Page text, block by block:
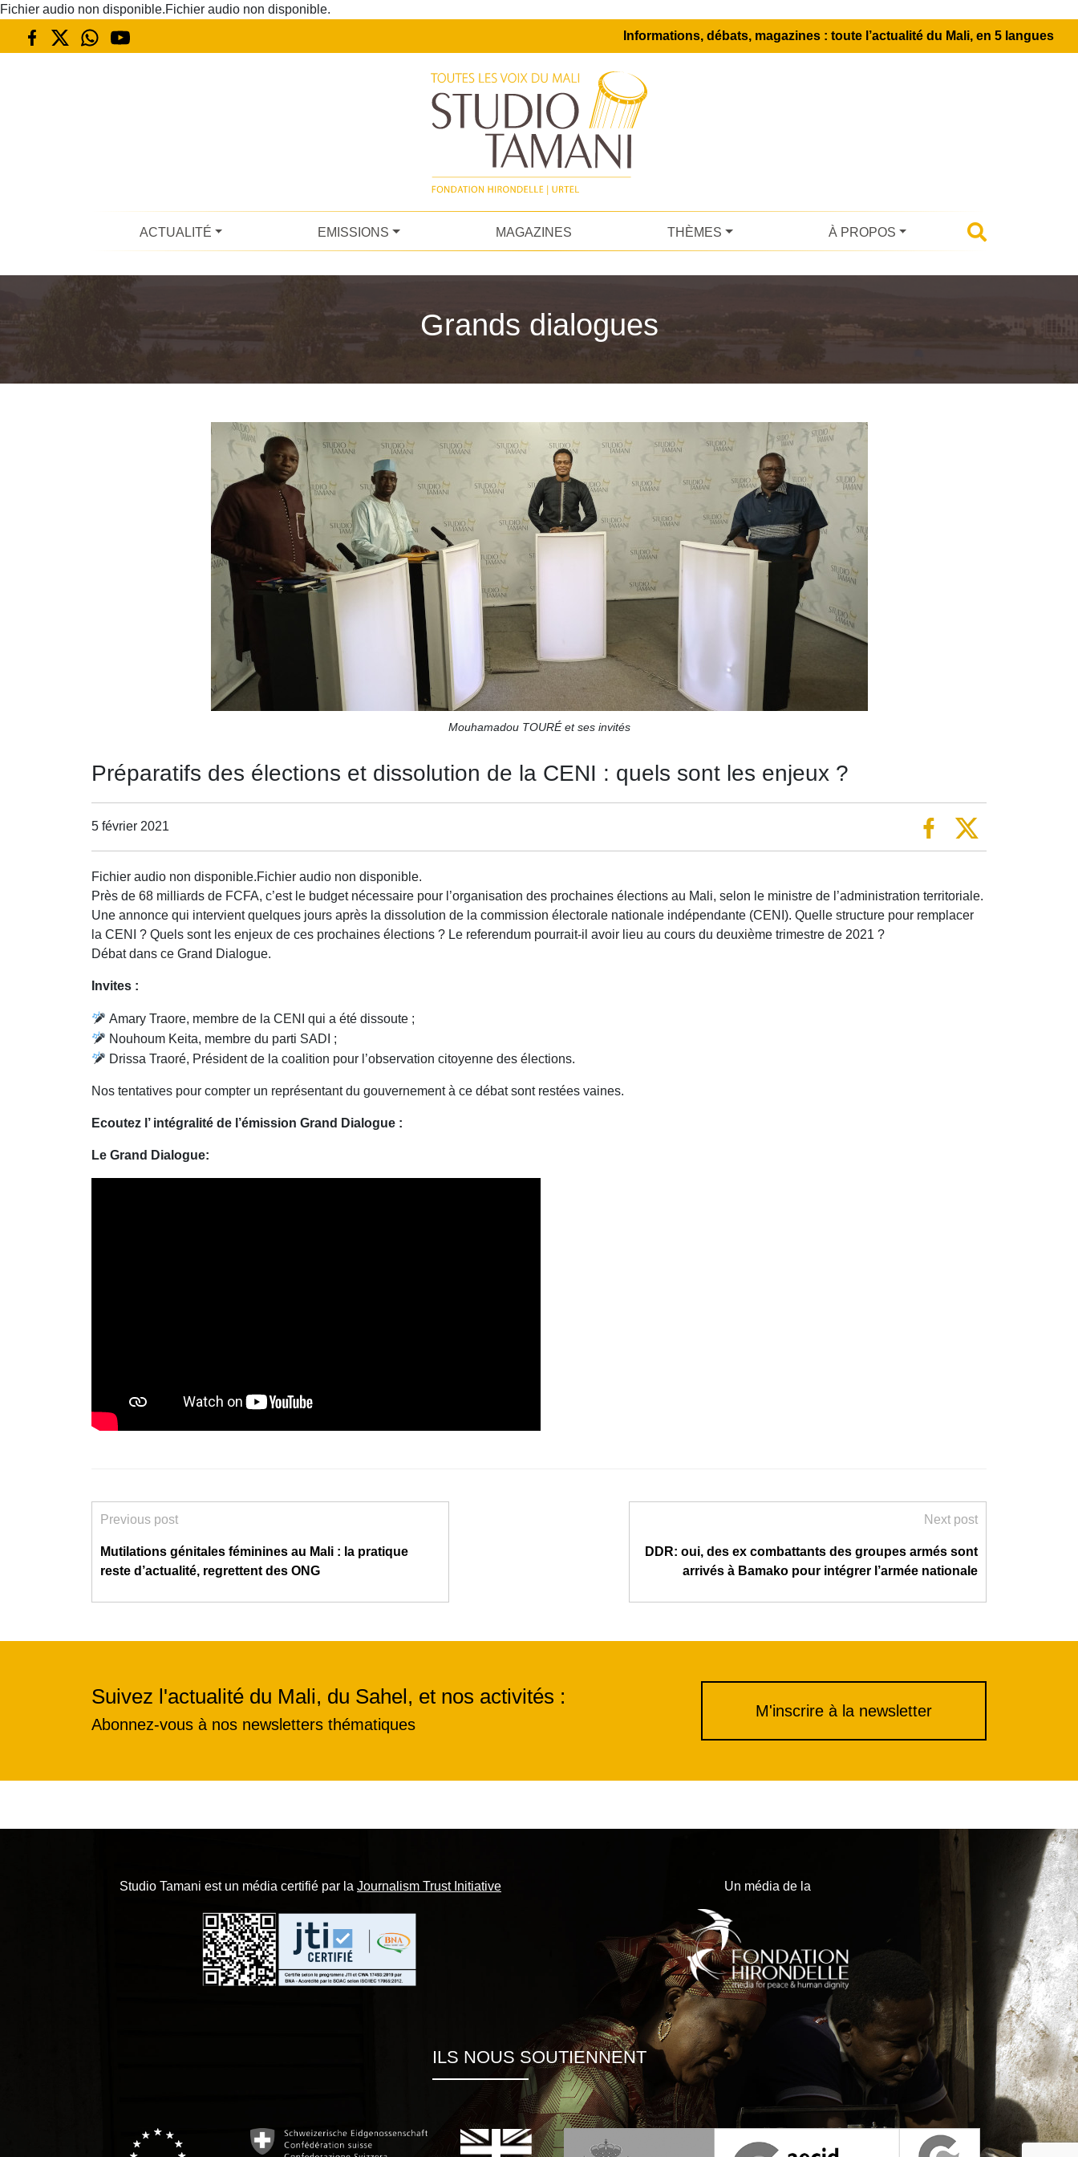
Fichier audio non disponible.Fichier audio non disponible.
Informations, débats, magazines : toute l’actualité du Mali, en 5 langues
ACTUALITÉ EMISSIONS MAGAZINES THÈMES À PROPOS
Grands dialogues
Mouhamadou TOURÉ et ses invités
Préparatifs des élections et dissolution de la CENI : quels sont les enjeux ?
5 février 2021
Fichier audio non disponible.Fichier audio non disponible.
Près de 68 milliards de FCFA, c’est le budget nécessaire pour l’organisation des prochaines élections au Mali, selon le ministre de l’administration territoriale.
Une annonce qui intervient quelques jours après la dissolution de la commission électorale nationale indépendante (CENI). Quelle structure pour remplacer
la CENI ? Quels sont les enjeux de ces prochaines élections ? Le referendum pourrait-il avoir lieu au cours du deuxième trimestre de 2021 ?
Débat dans ce Grand Dialogue.
Invites :
Amary Traore, membre de la CENI qui a été dissoute ;
Nouhoum Keita, membre du parti SADI ;
Drissa Traoré, Président de la coalition pour l’observation citoyenne des élections.
Nos tentatives pour compter un représentant du gouvernement à ce débat sont restées vaines.
Ecoutez l’ intégralité de l’émission Grand Dialogue :
Le Grand Dialogue:
Previous post
Mutilations génitales féminines au Mali : la pratique
reste d’actualité, regrettent des ONG
Next post
DDR: oui, des ex combattants des groupes armés sont
arrivés à Bamako pour intégrer l’armée nationale
Suivez l'actualité du Mali, du Sahel, et nos activités :
Abonnez-vous à nos newsletters thématiques
M'inscrire à la newsletter
Studio Tamani est un média certifié par la Journalism Trust Initiative Un média de la
ILS NOUS SOUTIENNENT